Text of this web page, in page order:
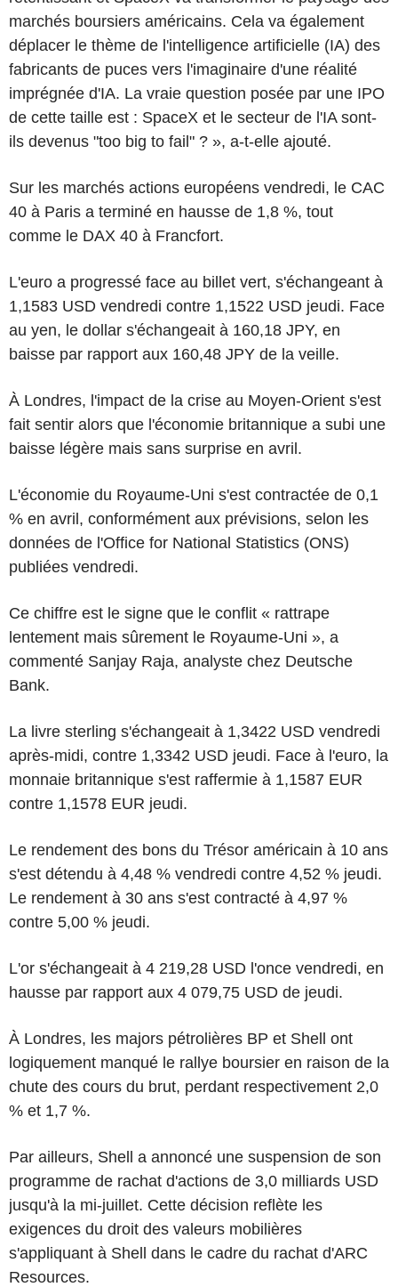
marchés boursiers américains. Cela va également
déplacer le thème de l'intelligence artificielle (IA) des
fabricants de puces vers l'imaginaire d'une réalité
imprégnée d'IA. La vraie question posée par une IPO
de cette taille est : SpaceX et le secteur de l'IA sont-
ils devenus "too big to fail" ? », a-t-elle ajouté.
Sur les marchés actions européens vendredi, le CAC
40 à Paris a terminé en hausse de 1,8 %, tout
comme le DAX 40 à Francfort.
L'euro a progressé face au billet vert, s'échangeant à
1,1583 USD vendredi contre 1,1522 USD jeudi. Face
au yen, le dollar s'échangeait à 160,18 JPY, en
baisse par rapport aux 160,48 JPY de la veille.
À Londres, l'impact de la crise au Moyen-Orient s'est
fait sentir alors que l'économie britannique a subi une
baisse légère mais sans surprise en avril.
L'économie du Royaume-Uni s'est contractée de 0,1
% en avril, conformément aux prévisions, selon les
données de l'Office for National Statistics (ONS)
publiées vendredi.
Ce chiffre est le signe que le conflit « rattrape
lentement mais sûrement le Royaume-Uni », a
commenté Sanjay Raja, analyste chez Deutsche
Bank.
La livre sterling s'échangeait à 1,3422 USD vendredi
après-midi, contre 1,3342 USD jeudi. Face à l'euro, la
monnaie britannique s'est raffermie à 1,1587 EUR
contre 1,1578 EUR jeudi.
Le rendement des bons du Trésor américain à 10 ans
s'est détendu à 4,48 % vendredi contre 4,52 % jeudi.
Le rendement à 30 ans s'est contracté à 4,97 %
contre 5,00 % jeudi.
L'or s'échangeait à 4 219,28 USD l'once vendredi, en
hausse par rapport aux 4 079,75 USD de jeudi.
À Londres, les majors pétrolières BP et Shell ont
logiquement manqué le rallye boursier en raison de la
chute des cours du brut, perdant respectivement 2,0
% et 1,7 %.
Par ailleurs, Shell a annoncé une suspension de son
programme de rachat d'actions de 3,0 milliards USD
jusqu'à la mi-juillet. Cette décision reflète les
exigences du droit des valeurs mobilières
s'appliquant à Shell dans le cadre du rachat d'ARC
Resources.